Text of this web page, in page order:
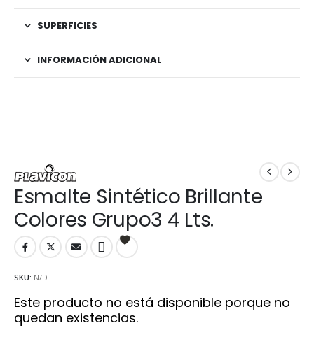
SUPERFICIES
INFORMACIÓN ADICIONAL
Esmalte Sintético Brillante
Colores Grupo3 4 Lts.
SKU: N/D
Este producto no está disponible porque no
quedan existencias.